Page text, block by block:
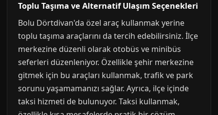
Toplu Taşıma ve Alternatif Ulaşım Seçenekleri
Bolu Dörtdivan'da özel araç kullanmak yerine
toplu taşıma araçlarını da tercih edebilirsiniz. İlçe
merkezine düzenli olarak otobüs ve minibüs
seferleri düzenleniyor. Özellikle şehir merkezine
gitmek için bu araçları kullanmak, trafik ve park
sorunu yaşamamanızı sağlar. Ayrıca, ilçe içinde
taksi hizmeti de bulunuyor. Taksi kullanmak,